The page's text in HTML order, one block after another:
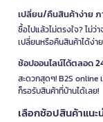
เปลี่ยน/คืนสินค้าง่าย ภ
ซื้อไปแล้วไม่ตรงใจ? ไม่
เปลี่ยนหรือคืนสินค้าได้ง่า
ช้อปออนไลน์ได้ตลอด
สะดวกสุดๆ! B2S
ก็รอรับสินค้าที่บ้านได้เลย!
เลือกช้อปสินค้าแนะ